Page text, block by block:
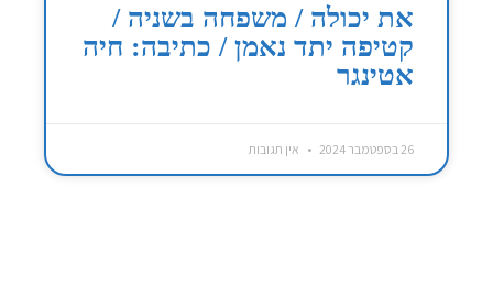
את יכולה / משפחה בשניה /
קטיפה יתד נאמן / כתיבה: חיה
אטינגר
26 בספטמבר 2024 אין תגובות